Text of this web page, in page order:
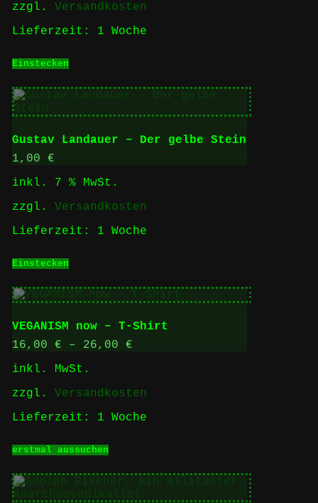
zzgl. Versandkosten
Lieferzeit: 1 Woche
Einstecken
Gustav Landauer – Der gelbe Stein
1,00 €
inkl. 7 % MwSt.
zzgl. Versandkosten
Lieferzeit: 1 Woche
Einstecken
VEGANISM now – T-Shirt
16,00 € – 26,00 €
inkl. MwSt.
zzgl. Versandkosten
Lieferzeit: 1 Woche
erstmal aussuchenProdukt
mehrere
Varianten